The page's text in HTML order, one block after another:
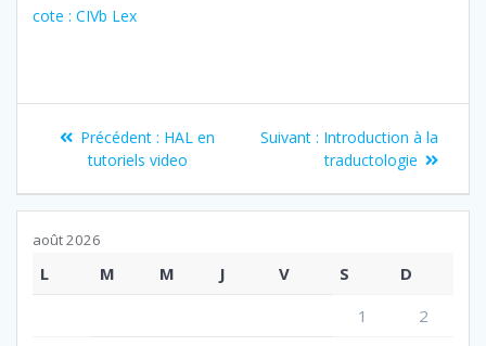
cote : CIVb Lex
Navigation
l’article
Précédent : Article
précédent
HAL en
tutoriels video
Suivant : Article
suivant
Introduction à la
traductologie
août 2026
L M M J V S
D
1
2